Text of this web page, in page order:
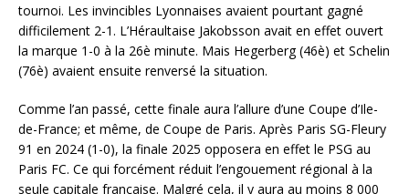
tournoi. Les invincibles Lyonnaises avaient pourtant gagné
difficilement 2-1. L’Héraultaise Jakobsson avait en effet ouvert
la marque 1-0 à la 26è minute. Mais Hegerberg (46è) et Schelin
(76è) avaient ensuite renversé la situation.
Comme l’an passé, cette finale aura l’allure d’une Coupe d’Ile-
de-France; et même, de Coupe de Paris. Après Paris SG-Fleury
91 en 2024 (1-0), la finale 2025 opposera en effet le PSG au
Paris FC. Ce qui forcément réduit l’engouement régional à la
seule capitale française. Malgré cela, il y aura au moins 8 000